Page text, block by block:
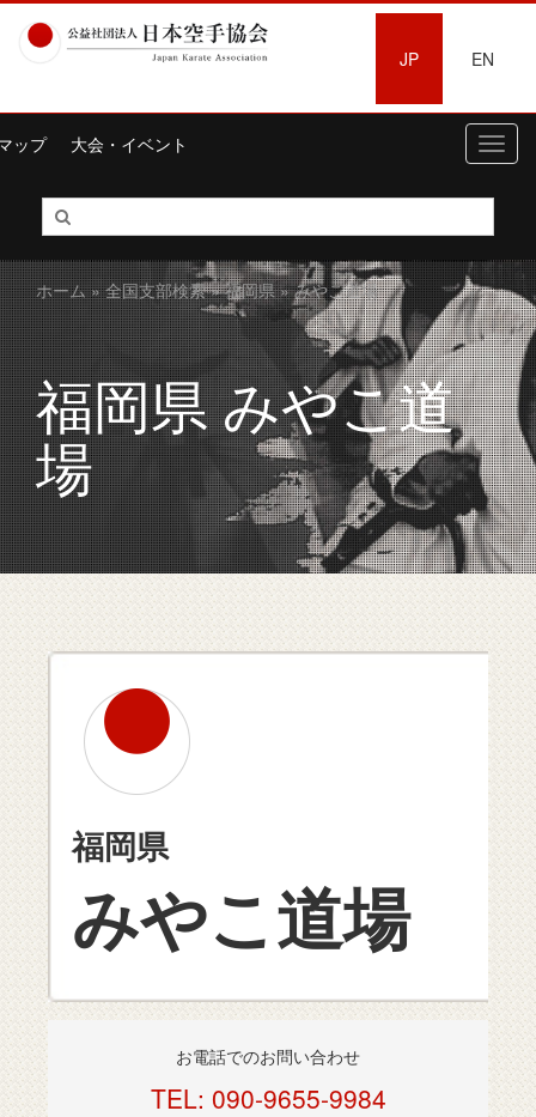
JP EN
ップ 大会・イベント
ホーム»全国支部検索»福岡県» みやこ道場
福岡県 みやこ道
場
福岡県
みやこ道場
お電話でのお問い合わせ
TEL: 090-9655-9984